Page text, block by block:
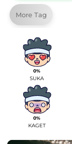
More Tag
0%
SUKA
0%
KAGET